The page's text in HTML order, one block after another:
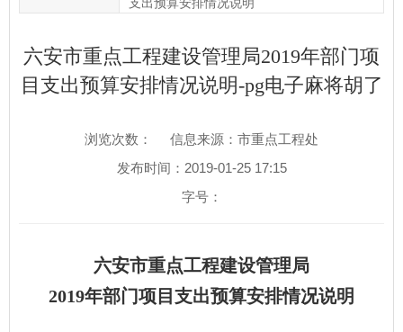
六安市重点工程建设管理局2019年部门项
目支出预算安排情况说明-pg电子麻将胡了
浏览次数：
信息来源：市重点工程处
发布时间：2019-01-25 17:15
字号：
六安市重点工程建设管理局
2019年部门项目支出预算安排情况说明